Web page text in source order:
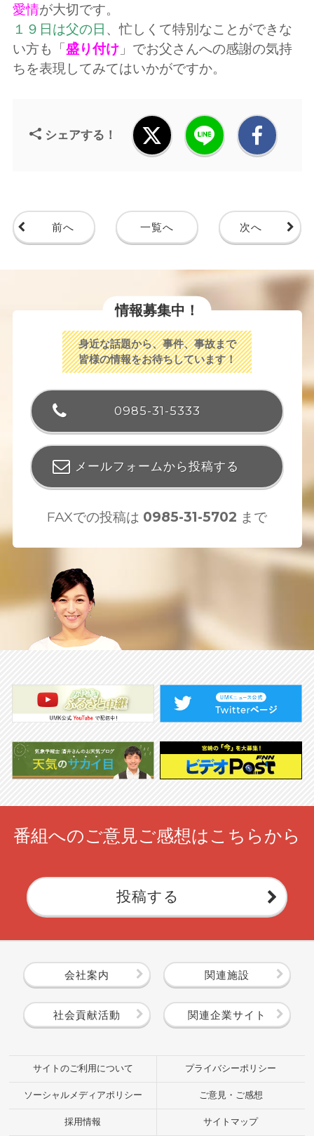
愛情が大切です。
１９日は父の日 、忙しくて特別なことができな
い方も「盛り付け」でお父さんへの感謝の気持
ちを表現してみてはいかがですか。
シェアする！
前へ 一覧へ 次へ
情報募集中！
身近な話題から、事件、事故まで
皆様の情報をお待ちしています！
0985-31-5333
メールフォームから投稿する
FAXでの投稿は 0985-31-5702 まで
番組へのご意見ご感想はこちらから
投稿する
会社案内 関連施設
社会貢献活動 関連企業サイト
サイトのご利用について プライバシーポリシー
ソーシャルメディアポリシー ご意見・ご感想
採用情報 サイトマップ